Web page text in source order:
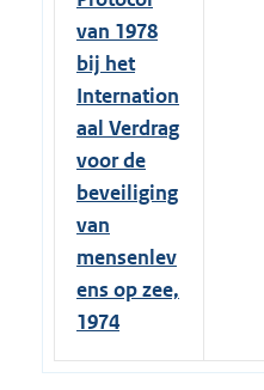
van 1978
bij het
Internation
aal Verdrag
voor de
beveiliging
van
mensenlev
ens op zee,
1974